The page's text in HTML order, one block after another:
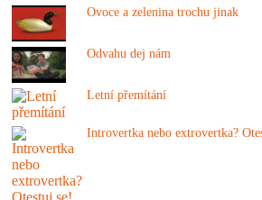
Ovoce a zelenina trochu jinak
Odvahu dej nám
Letní přemítání
Introvertka nebo extrovertka?